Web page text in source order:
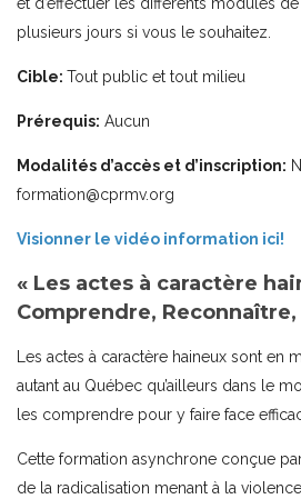
et d’effectuer les différents modules
plusieurs jours si vous le souhaitez.
Cible: Tout public et tout milieu
Prérequis: Aucun
Modalités d’accès et d’inscription:
formation@cprmv.org
Visionner le vidéo information ici!
« Les actes à caractère
Comprendre,
Les actes à caractère haineux sont en
autant au Québec qu’ailleurs dans le
les comprendre pour y faire face
Cette formation asynchrone conçue
de la radicalisation menant à la